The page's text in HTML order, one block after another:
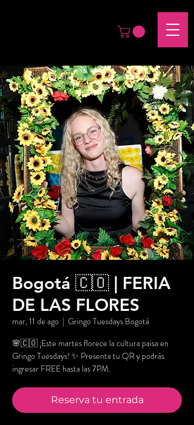
Bogotá 🇨🇴 | FERIA
DE LAS FLORES
mar, 11 de ago
  |
Gringo Tuesdays Bogotá
🌸🇨🇴 ¡Este martes florece la cultura paisa en
Gringo Tuesdays! ✨ Presenta tu QR y podrás
ingresar FREE hasta las 7PM.
Reserva tu entrada